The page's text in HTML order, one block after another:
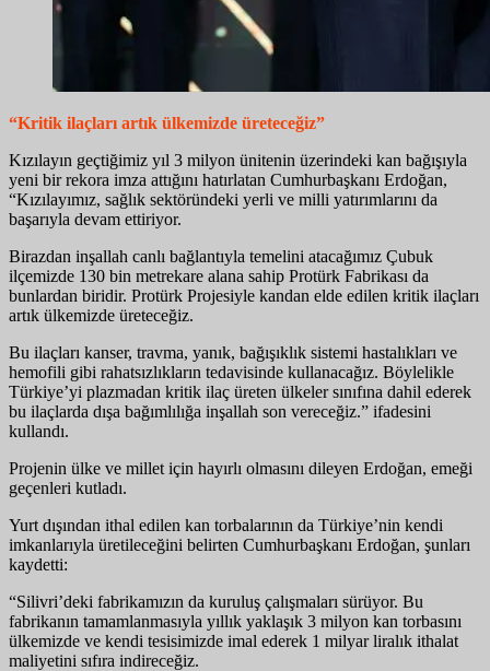
“Kritik ilaçları artık ülkemizde üreteceğiz”
Kızılayın geçtiğimiz yıl 3 milyon ünitenin üzerindeki kan bağışıyla
yeni bir rekora imza attığını hatırlatan Cumhurbaşkanı Erdoğan,
“Kızılayımız, sağlık sektöründeki yerli ve milli yatırımlarını da
başarıyla devam ettiriyor.
Birazdan inşallah canlı bağlantıyla temelini atacağımız Çubuk
ilçemizde 130 bin metrekare alana sahip Protürk Fabrikası da
bunlardan biridir. Protürk Projesiyle kandan elde edilen kritik ilaçları
artık ülkemizde üreteceğiz.
Bu ilaçları kanser, travma, yanık, bağışıklık sistemi hastalıkları ve
hemofili gibi rahatsızlıkların tedavisinde kullanacağız. Böylelikle
Türkiye’yi plazmadan kritik ilaç üreten ülkeler sınıfına dahil ederek
bu ilaçlarda dışa bağımlılığa inşallah son vereceğiz.” ifadesini
kullandı.
Projenin ülke ve millet için hayırlı olmasını dileyen Erdoğan, emeği
geçenleri kutladı.
Yurt dışından ithal edilen kan torbalarının da Türkiye’nin kendi
imkanlarıyla üretileceğini belirten Cumhurbaşkanı Erdoğan, şunları
kaydetti:
“Silivri’deki fabrikamızın da kuruluş çalışmaları sürüyor. Bu
fabrikanın tamamlanmasıyla yıllık yaklaşık 3 milyon kan torbasını
ülkemizde ve kendi tesisimizde imal ederek 1 milyar liralık ithalat
maliyetini sıfıra indireceğiz.